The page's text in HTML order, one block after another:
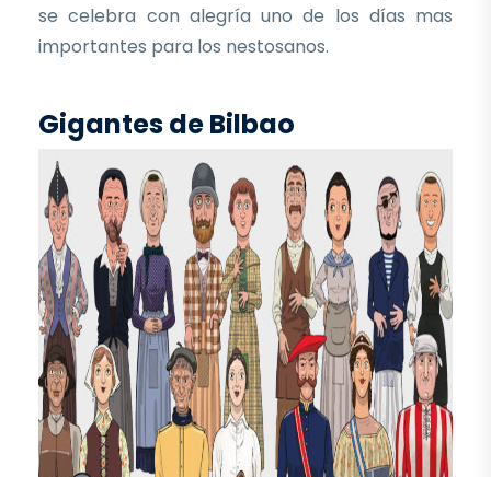
se celebra con alegría uno de los días mas
importantes para los nestosanos.
Gigantes de Bilbao